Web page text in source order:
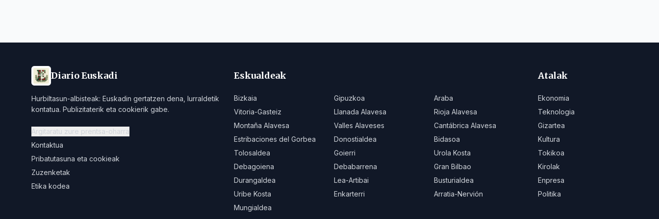
Diario Euskadi
Hurbiltasun-albisteak: Euskadin gertatzen dena, lurraldetik
kontatua. Publizitaterik eta cookierik gabe.
Argitaratu zure prentsa-oharra
Kontaktua
Pribatutasuna eta cookieak
Zuzenketak
Etika kodea
Eskualdeak
Bizkaia Gipuzkoa
Araba
Vitoria-Gasteiz
Llanada Alavesa
Rioja Alavesa
Montaña Alavesa
Valles Alaveses
Cantábrica Alavesa
Estribaciones del Gorbea
Donostialdea
Bidasoa
Tolosaldea
Goierri
Urola Kosta
Debagoiena
Debabarrena
Gran Bilbao
Durangaldea
Lea-Artibai
Busturialdea
Uribe Kosta
Enkarterri
Arratia-Nervión
Mungialdea
Atalak
Ekonomia
Teknologia
Gizartea
Kultura
Tokikoa
Kirolak
Enpresa
Politika